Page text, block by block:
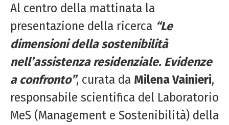
Al centro della mattinata la
presentazione della ricerca “Le
dimensioni della sostenibilità
nell’assistenza residenziale. Evidenze
a confronto”, curata da Milena Vainieri,
responsabile scientifica del Laboratorio
MeS (Management e Sostenibilità) della